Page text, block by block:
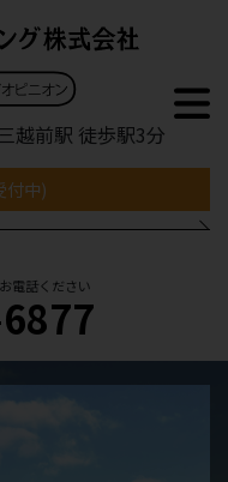
越前駅 徒歩駅3分
付中)
電話ください